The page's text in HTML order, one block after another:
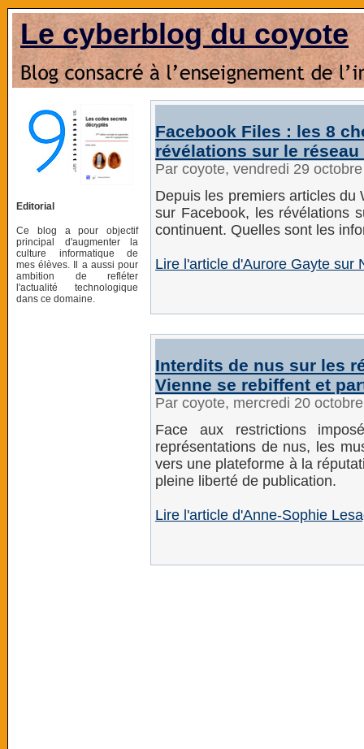
Le cyberblog du coyote
Editorial
Ce blog a pour objectif
principal d'augmenter la
culture informatique de
mes élèves. Il a aussi pour
ambition de refléter
l'actualité technologique
dans ce domaine.
Facebook Files : les 8
révélations sur le
Par coyote, vendredi 29
Depuis les premiers articles du
sur Facebook, les révélations
continuent. Quelles sont les
Lire l'article d'Aurore Gayte sur
Interdits de nus sur les
Vienne se rebiffent et
Par coyote, mercredi 20
Face aux restrictions
représentations de nus, les
vers une plateforme à la
pleine liberté de publication.
Lire l'article d'Anne-Sophie